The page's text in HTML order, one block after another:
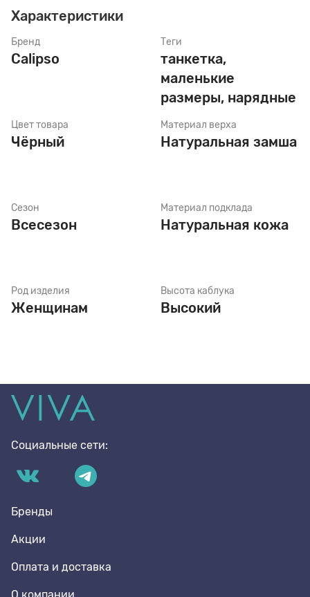
Характеристики
Бренд
Calipso
Цвет товара
Чёрный
Сезон
Всесезон
Род изделия
Женщинам
Теги
танкетка,
маленькие
размеры, нарядные
Материал верха
Натуральная замша
Материал подклада
Натуральная кожа
Высота каблука
Высокий
Социальные сети:
Бренды
Акции
Оплата и доставка
Стельки
Шнурки